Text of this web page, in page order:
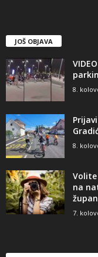
JOŠ OBJAVA
8.
8.
na
7.